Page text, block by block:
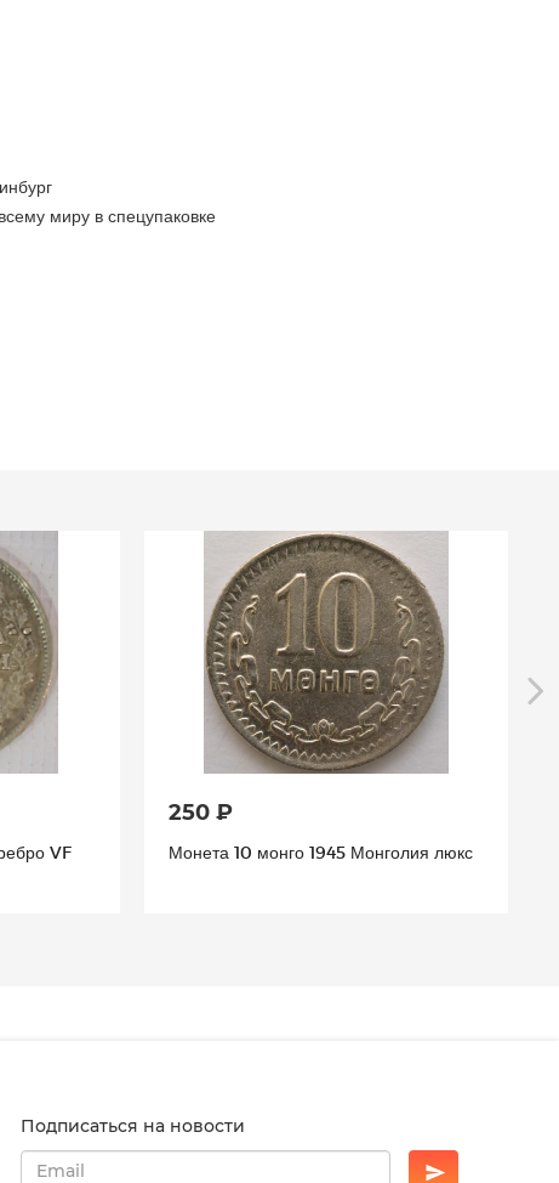
миру в спецупаковке
VF
250 ₽
Монета 10 монго 1945 Монголия люкс
Подписаться на новости